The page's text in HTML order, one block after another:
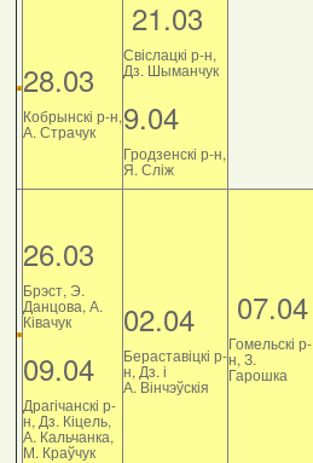
28.03
Кобрынскі р-н,
А. Страчук
21.03
Свіслацкі р-н,
Дз. Шыманчук
9.04
Гродзенскі р-н,
Я. Сліж
26.03
Брэст, Э.
Данцова, А.
Ківачук
09.04
Драгічанскі р-
н, Дз. Кіцель,
А. Кальчанка,
М. Краўчук
02.04
Бераставіцкі р-
н, Дз. і
А. Вінчэўскія
07.04
Гомельскі р-
н, З.
Гарошка